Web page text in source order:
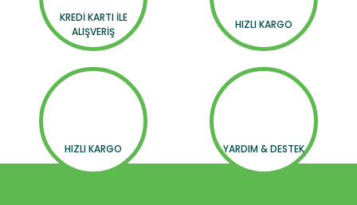
KREDİ KARTI İLE
ALIŞVERİŞ
HIZLI KARGO
HIZLI KARGO YARDIM & DESTEK